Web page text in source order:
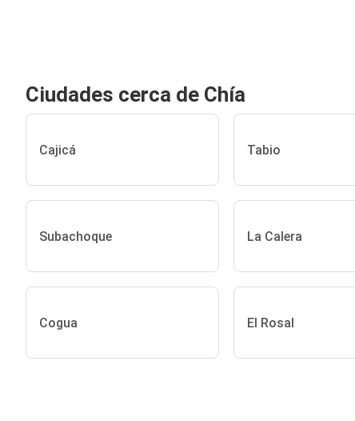
Ciudades cerca de Chía
Cajicá Tabio
Subachoque La Calera
Cogua El Rosal